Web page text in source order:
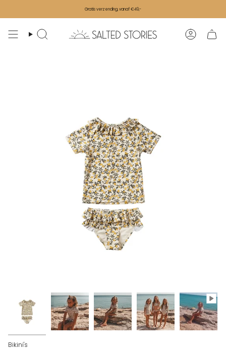
Gratis verzending, vanaf €49,-
Zoeken Account
Bikini's